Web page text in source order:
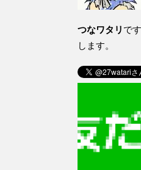
つなワタリ で
します。